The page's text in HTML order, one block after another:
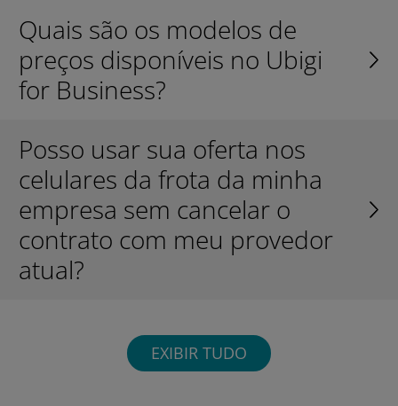
Quais são os modelos de
preços disponíveis no Ubigi
for Business?
Posso usar sua oferta nos
celulares da frota da minha
empresa sem cancelar o
contrato com meu provedor
atual?
EXIBIR TUDO